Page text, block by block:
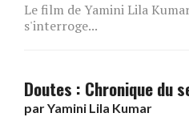
Le film de Yamini Lila
s'interroge...
Doutes : Chronique du
parYamini Lila Kumar